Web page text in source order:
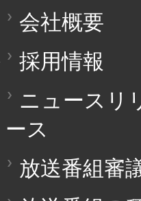
会社概要
採用情報
ニュースリ
ース
放送番組審